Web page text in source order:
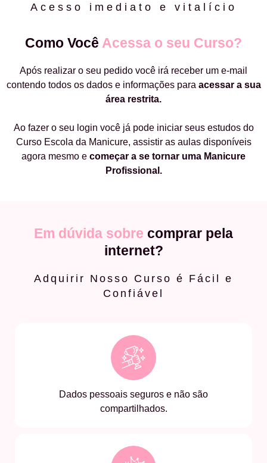
Acesso imediato e vitalício
Como Você Acessa o seu Curso?
Após realizar o seu pedido você irá receber um e-mail
contendo todos os dados e informações para acessar a sua
área restrita.
Ao fazer o seu login você já pode iniciar seus estudos do
Curso Escola da Manicure, assistir as aulas disponíveis
agora mesmo e começar a se tornar uma Manicure
Profissional.
Em dúvida sobre comprar pela
internet?
Adquirir Nosso Curso é Fácil e
Confiável
Dados pessoais seguros e não são
compartilhados.